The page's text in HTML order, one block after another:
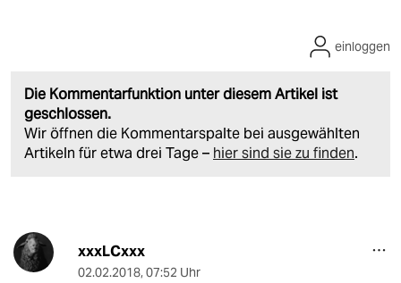
Die Kommentarfunktion unter diesem Artikel ist
geschlossen.
Wir öffnen die Kommentarspalte bei ausgewählten
Artikeln für etwa drei Tage – hier sind sie zu finden.
einloggen
xxxLCxxx
02.02.2018, 07:52 Uhr